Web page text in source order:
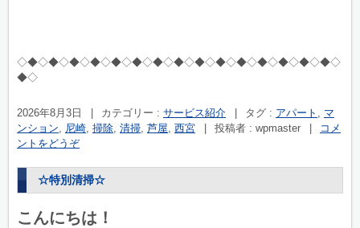
◇◆◇◆◇◆◇◆◇◆◇◆◇◆◇◆◇◆◇◆◇◆◇◆◇◆◇◆◇◆◇
◆◇
2026年8月3日 カテゴリー : サービス紹介 タグ : アパート , マ
ンション, 尼崎, 掃除, 清掃, 芦屋, 西宮 投稿者 : wpmaster
コメ
ントをどうぞ
☆特別清掃☆
こんにちは！